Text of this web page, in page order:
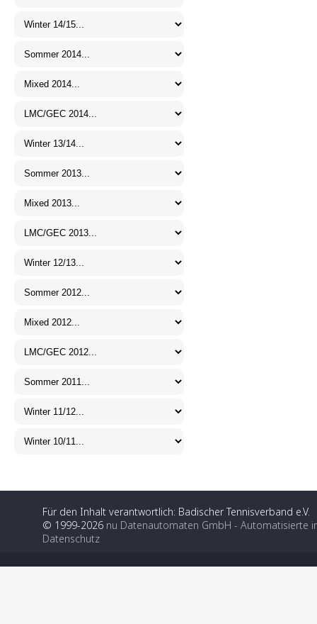
Für den Inhalt verantwortlich: Badischer Tennisverband e.V.
© 1999-2026 nu Datenautomaten GmbH - Automatisierte
Datenschutz